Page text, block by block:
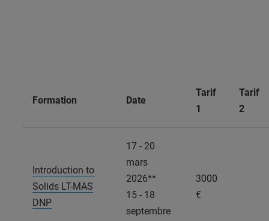
Formation Date
Tarif
1
Tarif
2
Introduction to
Solids LT-MAS
DNP
17 - 20
mars
2026**
15 - 18
septembre
3000
€